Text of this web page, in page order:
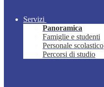
Servizi
Panoramica
Famiglie e studenti
Personale scolastico
Percorsi di studio